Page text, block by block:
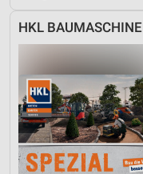
HKL